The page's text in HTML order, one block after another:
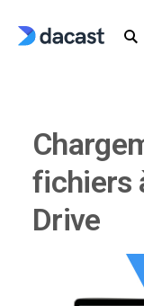
fichiers
Drive